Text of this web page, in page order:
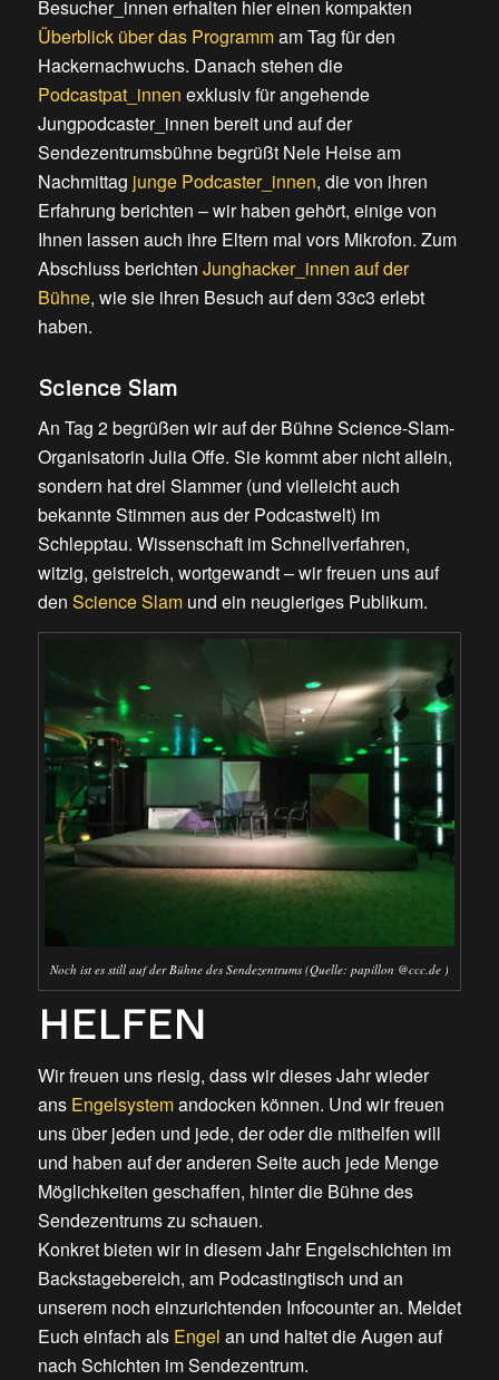
Besucher_innen erhalten hier einen kompakten
Überblick über das Programmam Tag für den
Hackernachwuchs. Danach stehen die
Podcastpat_innen exklusiv für angehende
Jungpodcaster_innen bereit und auf der
Sendezentrumsbühne begrüßt Nele Heise am
Nachmittag junge Podcaster_innen, die von ihren
Erfahrung berichten – wir haben gehört, einige von
Ihnen lassen auch ihre Eltern mal vors Mikrofon. Zum
Abschluss berichten Junghacker_innen auf der
Bühne, wie sie ihren Besuch auf dem 33c3 erlebt
haben.
Science Slam
An Tag 2 begrüßen wir auf der Bühne Science-Slam-
Organisatorin Julia Offe. Sie kommt aber nicht allein,
sondern hat drei Slammer (und vielleicht auch
bekannte Stimmen aus der Podcastwelt) im
Schlepptau. Wissenschaft im Schnellverfahren,
witzig, geistreich, wortgewandt – wir freuen uns auf
den Science Slamund ein neugieriges Publikum.
Noch ist es still auf der Bühne des Sendezentrums (Quelle: papillon @ccc.de )
HELFEN
Wir freuen uns riesig, dass wir dieses Jahr wieder
ans Engelsystemandocken können. Und wir freuen
uns über jeden und jede, der oder die mithelfen will
und haben auf der anderen Seite auch jede Menge
Möglichkeiten geschaffen, hinter die Bühne des
Sendezentrums zu schauen.
Konkret bieten wir in diesem Jahr Engelschichten im
Backstagebereich, am Podcastingtisch und an
unserem noch einzurichtenden Infocounter an. Meldet
Euch einfach als Engel an und haltet die Augen auf
nach Schichten im Sendezentrum.